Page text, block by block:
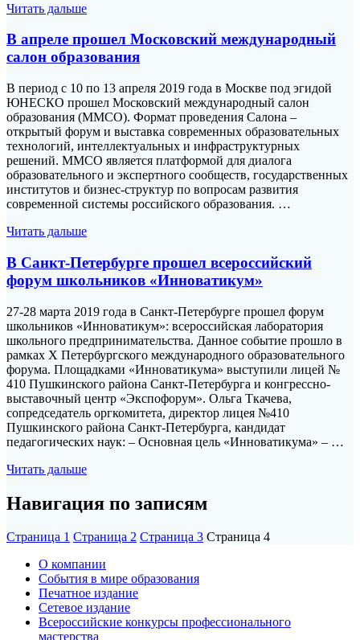
Читать дальше
В апреле прошел Московский международный
салон образования
В период с 10 по 13 апреля 2019 года в Москве под эгидой
ЮНЕСКО прошел Московский международный салон
образования (ММСО). Формат проведения Салона –
открытый форум и выставка современных образовательных
технологий, интеллектуальных и инфраструктурных
решений. ММСО является платформой для диалога
образовательного и экспертного сообществ, государственных
институтов и бизнес-структур по вопросам развития
современной системы российского образования. …
Читать дальше
В Санкт-Петербурге прошел всероссийский
форум школьников «Инноватикум»
27-28 марта 2019 года в Санкт-Петербурге прошел форум
школьников «Инноватикум»: всероссийская лаборатория
школьного предпринимательства. Данное событие прошло в
рамках X Петербургского международного образовательного
форума. Площадками «Инноватикума» выступили лицей №
410 Пушкинского района Санкт-Петербурга и конгрессно-
выставочный центр «Экспофорум». Ольга Ткачева,
сопредседатель оргкомитета, директор лицея №410
Пушкинского района Санкт-Петербурга, кандидат
педагогических наук: – Основная цель «Инноватикума» – …
Читать дальше
Навигация по записям
Страница 1 Страница 2 Страница 3 Страница 4
О компании
События в мире образования
Печатное издание
Сетевое издание
Всероссийские конкурсы профессионального
мастерства